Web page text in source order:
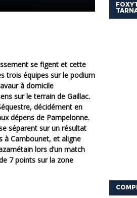
trois équipes sur le podium
à domicile
sur le terrain de Gaillac.
décidément en
dépens de Pampelonne.
séparent sur un résultat
à Cambounet, et aligne
lors d’un match
7 points sur la zone